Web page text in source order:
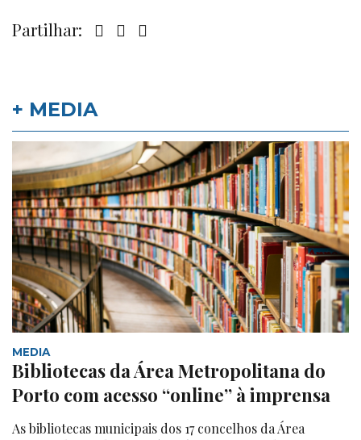
Partilhar:
+ MEDIA
MEDIA
Bibliotecas da Área Metropolitana do
Porto com acesso “online” à imprensa
As bibliotecas municipais dos 17 concelhos da Área